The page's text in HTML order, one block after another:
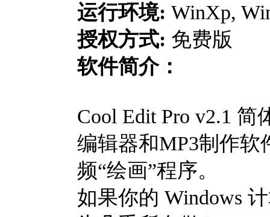
运行环境: WinXp,
授权方式: 免费版
软件简介：
Cool Edit Pro v2.1
编辑器和MP3制作软
频“绘画”程序。
如果你的 Windows